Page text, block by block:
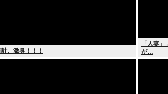
計、激臭！！！
「人妻
が…